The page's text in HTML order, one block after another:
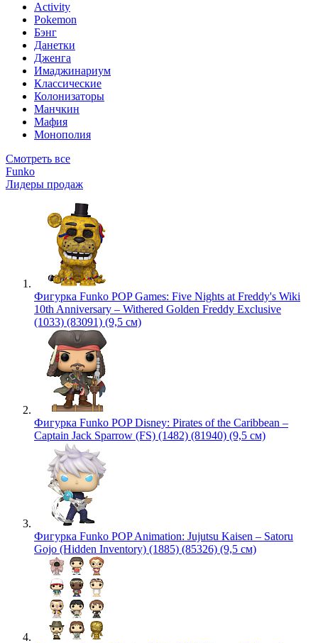
Activity
Pokemon
Бэнг
Данетки
Дженга
Имаджинариум
Классические
Колонизаторы
Манчкин
Мафия
Монополия
Смотреть все
Funko
Лидеры продаж
Фигурка Funko POP Games: Five Nights at Freddy's Wiki
10th Anniversary – Withered Golden Freddy Exclusive
(1033) (83091) (9,5 см)
Фигурка Funko POP Disney: Pirates of the Caribbean –
Captain Jack Sparrow (FS) (1482) (81940) (9,5 см)
Фигурка Funko POP Animation: Jujutsu Kaisen – Satoru
Gojo (Hidden Inventory) (1885) (85326) (9,5 см)